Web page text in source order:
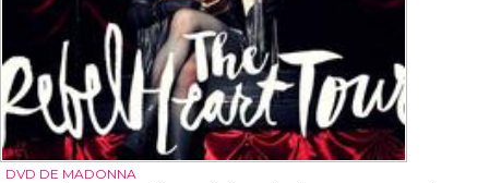
DVD DE MADONNA